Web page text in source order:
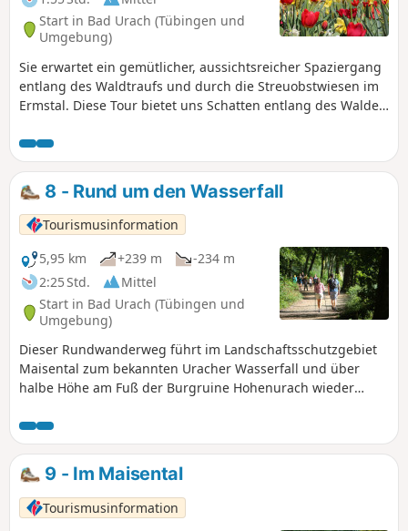
Start in Bad Urach (Tübingen und
Umgebung)
Sie erwartet ein gemütlicher, aussichtsreicher Spaziergang
entlang des Waldtraufs und durch die Streuobstwiesen im
Ermstal. Diese Tour bietet uns Schatten entlang des Waldes
Sie bringt uns vorbei an zwei botanischen Gärten, dem
"Garten der Stille" und dem "Garten Eden". Da ein kurzer
Anstieg überwunden wird, können wir die Aussicht ins
Kolzental, über die Felder und auf die Burgruine
Hohenurach genießen. Der Weg ist bei jeder Witterung gut
begehbar.
8 - Rund um den Wasserfall
Tourismusinformation
5,95 km
+239 m
-234 m
2:25 Std.
Mittel
Start in Bad Urach (Tübingen und
Umgebung)
Dieser Rundwanderweg führt im Landschaftsschutzgebiet
Maisental zum bekannten Uracher Wasserfall und über
halbe Höhe am Fuß der Burgruine Hohenurach wieder
9 - Im Maisental
Tourismusinformation